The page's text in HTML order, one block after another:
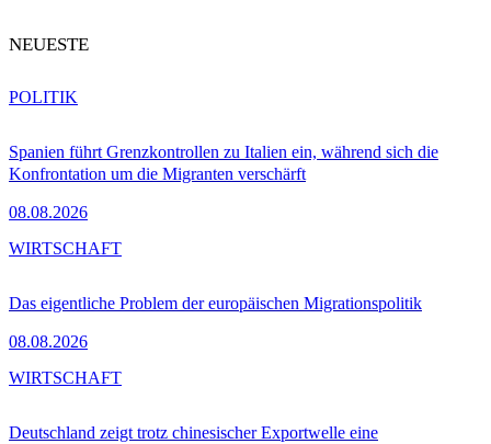
NEUESTE
Spanien führt Grenzkontrollen zu Italien ein, während sich die
Konfrontation um die Migranten verschärft
08.08.2026
POLITIK
Das eigentliche Problem der europäischen Migrationspolitik
08.08.2026
WIRTSCHAFT
Deutschland zeigt trotz chinesischer Exportwelle eine
WIRTSCHAFT